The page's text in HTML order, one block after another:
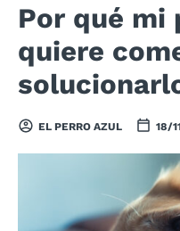
Por qué mi
quiere
EL PERRO AZUL 18/